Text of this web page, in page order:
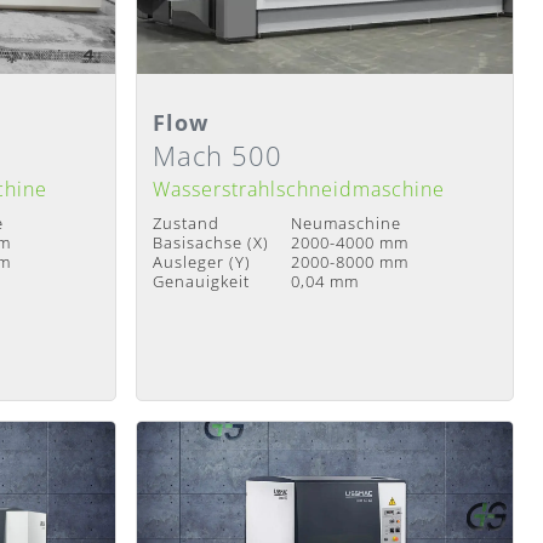
Detailansicht
Lieferzeit : Nach Absprache
Flow
Mach 500
Wasserstrahlschneidmaschine
Zustand
Neumaschine
Basisachse (X)
2000-4000 mm
Ausleger (Y)
2000-8000 mm
Genauigkeit
0,04 mm